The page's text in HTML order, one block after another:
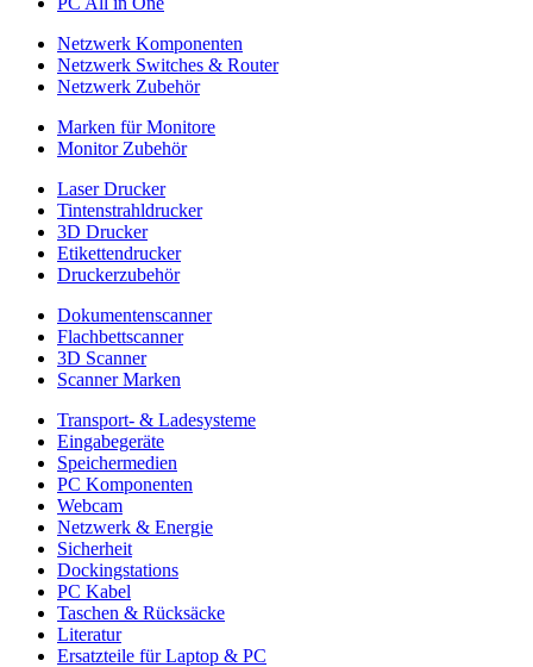
Netzwerk Komponenten
Netzwerk Switches & Router
Netzwerk Zubehör
Marken für Monitore
Monitor Zubehör
Laser Drucker
Tintenstrahldrucker
3D Drucker
Etikettendrucker
Druckerzubehör
Dokumentenscanner
Flachbettscanner
3D Scanner
Scanner Marken
Transport- & Ladesysteme
Eingabegeräte
Speichermedien
PC Komponenten
Webcam
Netzwerk & Energie
Sicherheit
Dockingstations
PC Kabel
Taschen & Rücksäcke
Literatur
Ersatzteile für Laptop & PC